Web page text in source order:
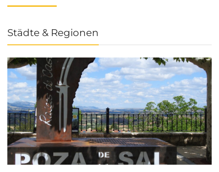
Städte & Regionen